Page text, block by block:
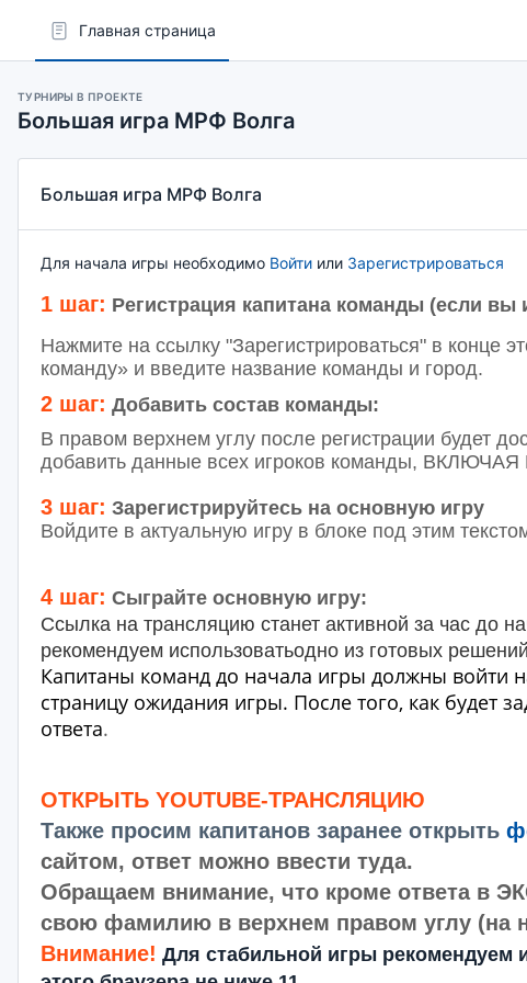
Главная страница
ТУРНИРЫ В ПРОЕКТЕ
Большая игра МРФ Волга
Большая игра МРФ Волга
Для начала игры необходимо Войти или Зарегистрироваться
1 шаг: Регистрация капитана команды (если вы
Нажмите на ссылку "Зарегистрироваться" в конце
команду» и введите название команды и город.
2 шаг: Добавить состав команды:
В правом верхнем углу после регистрации будет
добавить данные всех игроков команды,
3 шаг: Зарегистрируйтесь на основную игру
Войдите в актуальную игру в блоке под этим
4 шаг: Сыграйте основную игру:
Ссылка на трансляцию станет активной за час до
рекомендуем использоватьодно из готовых
Капитаны команд до начала игры должны войти
страницу ожидания игры. После того, как будет
ответа.
ОТКРЫТЬ YOUTUBE-ТРАНСЛЯЦИЮ
Также просим капитанов заранее открыть
сайтом, ответ можно ввести туда.
Обращаем внимание, что кроме ответа в
свою фамилию в верхнем правом углу (на
Внимание! Для стабильной игры рекомендуем